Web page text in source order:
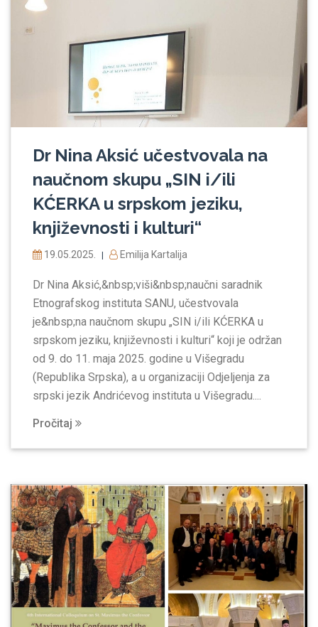
Dr Nina Aksić učestvovala na
naučnom skupu „SIN i/ili
KĆERKA u srpskom jeziku,
književnosti i kulturi“
19.05.2025. | Emilija Kartalija
Dr Nina Aksić,&nbsp;viši&nbsp;naučni saradnik
Etnografskog instituta SANU, učestvovala
je&nbsp;na naučnom skupu „SIN i/ili KĆERKA u
srpskom jeziku, književnosti i kulturi“ koji je održan
od 9. do 11. maja 2025. godine u Višegradu
(Republika Srpska), a u organizaciji Odjeljenja za
srpski jezik Andrićevog instituta u Višegradu....
Pročitaj